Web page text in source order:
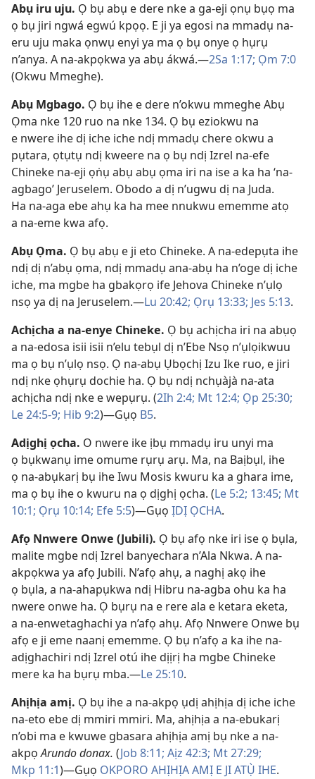
Abụ iru uju. Ọ bụ abụ e dere nke a ga-eji ọnụ bụọ ma
ọ bụ jiri ngwá egwú kpọọ. E ji ya egosi na mmadụ na-
eru uju maka ọnwụ enyi ya ma ọ bụ onye ọ hụrụ
n’anya. A na-akpọkwa ya abụ ákwá.​—2Sa 1:17; Ọm 7:0
(Okwu Mmeghe).
Abụ Mgbago. Ọ bụ ihe e dere n’okwu mmeghe Abụ
Ọma nke 120 ruo na nke 134. Ọ bụ eziokwu na
e nwere ihe dị iche iche ndị mmadụ chere okwu a
pụtara, ọtụtụ ndị kweere na ọ bụ ndị Izrel na-efe
Chineke na-eji ọṅụ abụ abụ ọma iri na ise a ka ha ‘na-
agbago’ Jeruselem. Obodo a dị n’ugwu dị na Juda.
Ha na-aga ebe ahụ ka ha mee nnukwu ememme atọ
a na-eme kwa afọ.
Abụ Ọma. Ọ bụ abụ e ji eto Chineke. A na-edepụta ihe
ndị dị n’abụ ọma, ndị mmadụ ana-abụ ha n’oge dị iche
iche, ma mgbe ha gbakọrọ ife Jehova Chineke n’ụlọ
nsọ ya dị na Jeruselem.​—Lu 20:42; Ọrụ 13:33; Jes 5:​13.
Achịcha a na-enye Chineke. Ọ bụ achịcha iri na abụọ
a na-edosa isii isii n’elu tebụl dị n’Ebe Nsọ n’ụlọikwuu
ma ọ bụ n’ụlọ nsọ. Ọ na-abụ Ụbọchị Izu Ike ruo, e jiri
ndị nke ọhụrụ dochie ha. Ọ bụ ndị nchụàjà na-ata
achịcha ndị nke e wepụrụ. (2Ih 2:4; Mt 12:4; Ọp 25:30;
Le 24:​5-9; Hib 9:2)​—Gụọ B5.
Adịghị ọcha. O nwere ike ịbụ mmadụ iru unyi ma
ọ bụkwanụ ime omume rụrụ arụ. Ma, na Baịbụl, ihe
ọ na-abụkarị bụ ihe Iwu Mosis kwuru ka a ghara ime,
ma ọ bụ ihe o kwuru na ọ dịghị ọcha. (Le 5:2; 13:45; Mt
10:1; Ọrụ 10:14; Efe 5:5)​—Gụọ ỊDỊ ỌCHA.
Afọ Nnwere Onwe (Jubili). Ọ bụ afọ nke iri ise ọ bụla,
malite mgbe ndị Izrel banyechara n’Ala Nkwa. A na-
akpọkwa ya afọ Jubili. N’afọ ahụ, a naghị akọ ihe
ọ bụla, a na-ahapụkwa ndị Hibru na-agba ohu ka ha
nwere onwe ha. Ọ bụrụ na e rere ala e ketara eketa,
a na-enwetaghachi ya n’afọ ahụ. Afọ Nnwere Onwe bụ
afọ e ji eme naanị ememme. Ọ bụ n’afọ a ka ihe na-
adịghachiri ndị Izrel otú ihe dịịrị ha mgbe Chineke
mere ka ha bụrụ mba.​—Le 25:10.
Ahịhịa amị. Ọ bụ ihe a na-akpọ ụdị ahịhịa dị iche iche
na-eto ebe dị mmiri mmiri. Ma, ahịhịa a na-ebukarị
n’obi ma e kwuwe gbasara ahịhịa amị bụ nke a na-
akpọArundo donax. (Job 8:​11; Aịz 42:3; Mt 27:29;
Mkp 11:1)​—Gụọ OKPORO AHỊHỊA AMỊ E JI ATỤ̀ IHE.